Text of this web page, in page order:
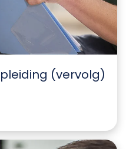
(vervolg)